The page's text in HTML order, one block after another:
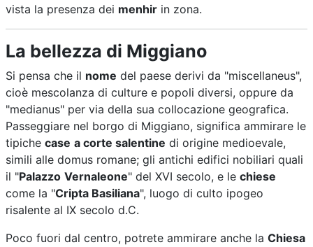
vista la presenza dei menhir in zona.
La bellezza di Miggiano
Si pensa che il nome del paese derivi da "miscellaneus",
cioè mescolanza di culture e popoli diversi, oppure da
"medianus" per via della sua collocazione geografica.
Passeggiare nel borgo di Miggiano, significa ammirare le
tipiche case a corte salentine di origine medioevale,
simili alle domus romane; gli antichi edifici nobiliari quali
il "Palazzo Vernaleone" del XVI secolo, e le chiese
come la "Cripta Basiliana", luogo di culto ipogeo
risalente al IX secolo d.C.
Poco fuori dal centro, potrete ammirare anche la Chiesa